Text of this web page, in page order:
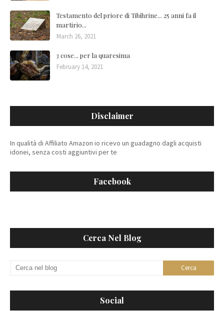
Testamento del priore di Tibihrine... 25 anni fa il
martirio...
March 26, 2021
3 cose... per la quaresima
February 14, 2021
Disclaimer
In qualità di Affiliato Amazon io ricevo un guadagno dagli acquisti
idonei, senza costi aggiuntivi per te
Facebook
Cerca Nel Blog
Social